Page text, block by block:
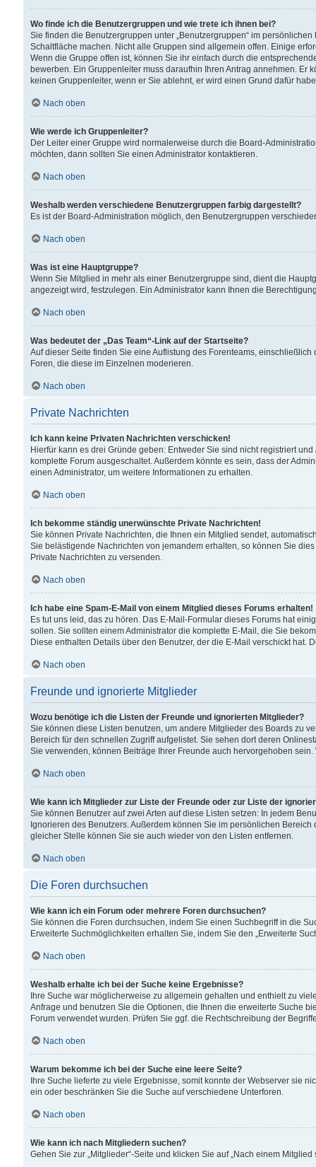
Wo finde ich die Benutzergruppen und wie trete ich ihnen bei?
Sie finden die Benutzergruppen unter „Benutzergruppen“ im
Schaltfläche machen. Nicht alle Gruppen sind allgemein offen. Einige
Wenn die Gruppe offen ist, können Sie ihr einfach durch die
bewerben. Ein Gruppenleiter muss daraufhin Ihren Antrag annehmen.
keinen Gruppenleiter, wenn er Sie ablehnt, er wird einen Grund dafür
Nach oben
Wie werde ich Gruppenleiter?
Der Leiter einer Gruppe wird normalerweise durch die Board-
möchten, dann sollten Sie einen Administrator kontaktieren.
Nach oben
Weshalb werden verschiedene Benutzergruppen farbig dargestellt?
Es ist der Board-Administration möglich, den Benutzergruppen
Nach oben
Was ist eine Hauptgruppe?
Wenn Sie Mitglied in mehr als einer Benutzergruppe sind, dient die
angezeigt wird, festzulegen. Ein Administrator kann Ihnen die
Nach oben
Was bedeutet der „Das Team“-Link auf der Startseite?
Auf dieser Seite finden Sie eine Auflistung des Forenteams,
Foren, die diese im Einzelnen moderieren.
Nach oben
Private Nachrichten
Ich kann keine Privaten Nachrichten verschicken!
Hierfür kann es drei Gründe geben: Entweder Sie sind nicht registriert
komplette Forum ausgeschaltet. Außerdem könnte es sein, dass der
einen Administrator, um weitere Informationen zu erhalten.
Nach oben
Ich bekomme ständig unerwünschte Private Nachrichten!
Sie können Private Nachrichten, die Ihnen ein Mitglied sendet,
Sie belästigende Nachrichten von jemandem erhalten, so können Sie
Private Nachrichten zu versenden.
Nach oben
Ich habe eine Spam-E-Mail von einem Mitglied dieses Forums erhalten!
Es tut uns leid, das zu hören. Das E-Mail-Formular dieses Forums hat
sollen. Sie sollten einem Administrator die komplette E-Mail, die Sie
Diese enthalten Details über den Benutzer, der die E-Mail verschickt hat.
Nach oben
Freunde und ignorierte Mitglieder
Wozu benötige ich die Listen der Freunde und ignorierten Mitglieder?
Sie können diese Listen benutzen, um andere Mitglieder des Boards zu
Bereich für den schnellen Zugriff aufgelistet. Sie sehen dort deren
Sie verwenden, können Beiträge Ihrer Freunde auch hervorgehoben
Nach oben
Wie kann ich Mitglieder zur Liste der Freunde oder zur Liste der
Sie können Benutzer auf zwei Arten auf diese Listen setzen: In jedem
Ignorieren des Benutzers. Außerdem können Sie im persönlichen
gleicher Stelle können Sie sie auch wieder von den Listen entfernen.
Nach oben
Die Foren durchsuchen
Wie kann ich ein Forum oder mehrere Foren durchsuchen?
Sie können die Foren durchsuchen, indem Sie einen Suchbegriff in die
Erweiterte Suchmöglichkeiten erhalten Sie, indem Sie den „Erweiterte
Nach oben
Weshalb erhalte ich bei der Suche keine Ergebnisse?
Ihre Suche war möglicherweise zu allgemein gehalten und enthielt zu
Anfrage und benutzen Sie die Optionen, die Ihnen die erweiterte Suche
Forum verwendet wurden. Prüfen Sie ggf. die Rechtschreibung der
Nach oben
Warum bekomme ich bei der Suche eine leere Seite?
Ihre Suche lieferte zu viele Ergebnisse, somit konnte der Webserver sie
ein oder beschränken Sie die Suche auf verschiedene Unterforen.
Nach oben
Wie kann ich nach Mitgliedern suchen?
Gehen Sie zur „Mitglieder“-Seite und klicken Sie auf „Nach einem Mitglied